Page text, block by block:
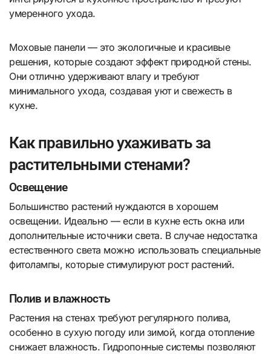
умеренного ухода.
Моховые панели — это экологичные и красивые
решения, которые создают эффект природной стены.
Они отлично удерживают влагу и требуют
минимального ухода, создавая уют и свежесть в
кухне.
Как правильно ухаживать за
растительными стенами?
Освещение
Большинство растений нуждаются в хорошем
освещении. Идеально — если в кухне есть окна или
дополнительные источники света. В случае недостатка
естественного света можно использовать специальные
фитолампы, которые стимулируют рост растений.
Полив и влажность
Растения на стенах требуют регулярного полива,
особенно в сухую погоду или зимой, когда отопление
снижает влажность. Гидропонные системы позволяют